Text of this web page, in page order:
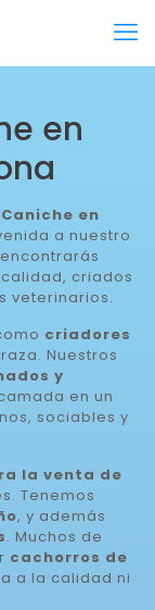
en
en
a nuestro
criados
veterinarios.
criadores
Nuestros
y
en un
sociables y
la venta de
Tenemos
, y además
. Muchos de
cachorros de
a la calidad ni